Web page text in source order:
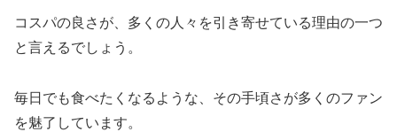
コスパの良さが、多くの人々を引き寄せている理由の一つ
と言えるでしょう。
毎日でも食べたくなるような、その手頃さが多くのファン
を魅了しています。